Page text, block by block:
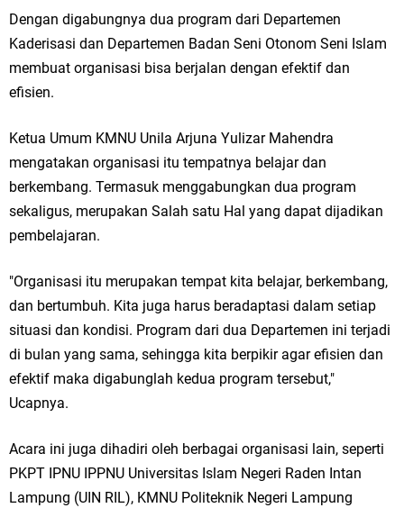
Dengan digabungnya dua program dari Departemen
Kaderisasi dan Departemen Badan Seni Otonom Seni Islam
membuat organisasi bisa berjalan dengan efektif dan
efisien.
Ketua Umum KMNU Unila Arjuna Yulizar Mahendra
mengatakan organisasi itu tempatnya belajar dan
berkembang. Termasuk menggabungkan dua program
sekaligus, merupakan Salah satu Hal yang dapat dijadikan
pembelajaran.
"Organisasi itu merupakan tempat kita belajar, berkembang,
dan bertumbuh. Kita juga harus beradaptasi dalam setiap
situasi dan kondisi. Program dari dua Departemen ini terjadi
di bulan yang sama, sehingga kita berpikir agar efisien dan
efektif maka digabunglah kedua program tersebut,"
Ucapnya.
Acara ini juga dihadiri oleh berbagai organisasi lain, seperti
PKPT IPNU IPPNU Universitas Islam Negeri Raden Intan
Lampung (UIN RIL), KMNU Politeknik Negeri Lampung